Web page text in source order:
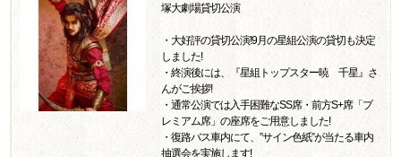
塚大劇場貸切公演
・大好評の貸切公演!9月の星組公演の貸切も決定
しました!
・終演後には、『星組トップスター暁 千星』さ
んがご挨拶!
・通常公演では入手困難なSS席・前方S+席「プ
レミアム席」の座席をご用意しました!
・復路バス車内にて、”サイン色紙”が当たる車内
抽選会を実施します!